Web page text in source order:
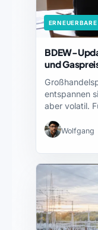
BDEW-
und
entspannen
aber volatil.
Wolfgang